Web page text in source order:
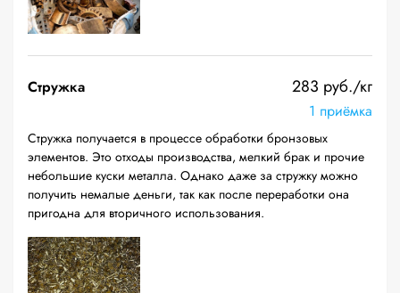
Стружка 283 руб./кг
1 приёмка
Стружка получается в процессе обработки бронзовых
элементов. Это отходы производства, мелкий брак и прочие
небольшие куски металла. Однако даже за стружку можно
получить немалые деньги, так как после переработки она
пригодна для вторичного использования.